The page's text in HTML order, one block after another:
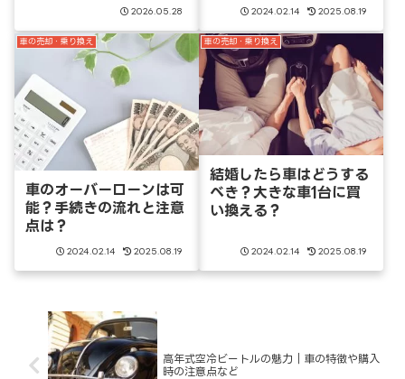
2026.05.28 2024.02.14 2025.08.19
車の売却・乗り換え
車のオーバーローンは可
能？手続きの流れと注意
点は？
2024.02.14 2025.08.19
車の売却・乗り換え
結婚したら車はどうする
べき？大きな車1台に買
い換える？
2024.02.14 2025.08.19
高年式空冷ビートルの魅力｜車の特徴や購入
時の注意点など